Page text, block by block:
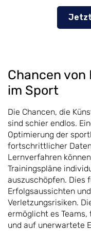
Chancen
im Sport
Die Chancen, die
sind schier endlos.
Optimierung der
fortschrittlicher
Lernverfahren
Trainingspläne
auszuschöpfen. Dies
Erfolgsaussichten
Verletzungsrisiken.
ermöglicht es
und auf unerwartete